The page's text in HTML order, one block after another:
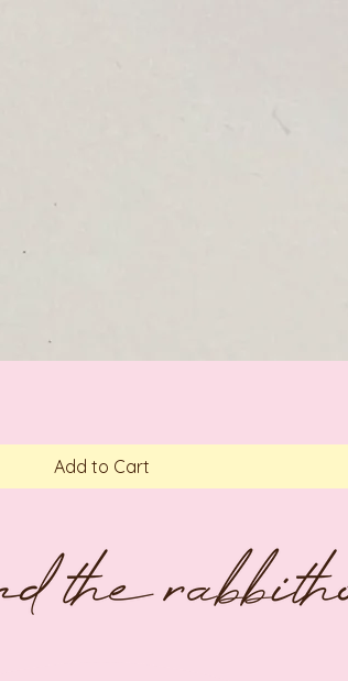
Add to Cart